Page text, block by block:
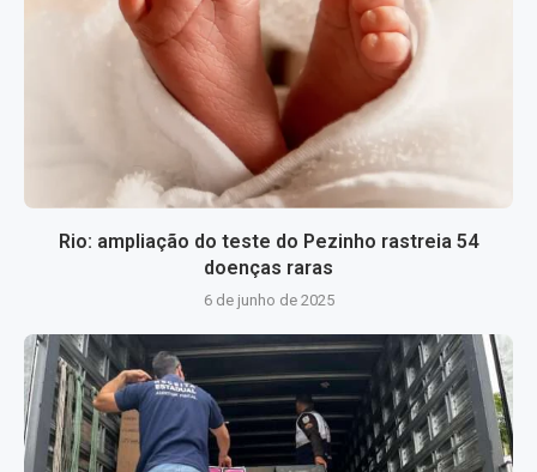
Rio: ampliação do teste do Pezinho rastreia 54
doenças raras
6 de junho de 2025